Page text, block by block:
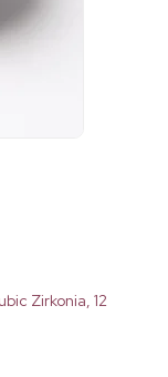
Zirkonia, 12